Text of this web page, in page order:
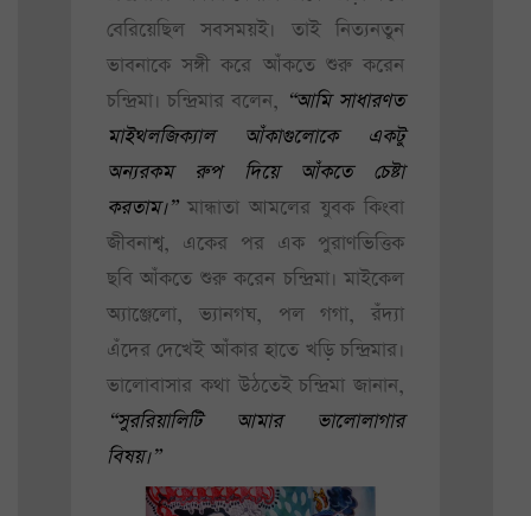
বেরিয়েছিল সবসময়ই। তাই নিত্যনতুন
ভাবনাকে সঙ্গী করে আঁকতে শুরু করেন
চন্দ্রিমা। চন্দ্রিমার বলেন, “আমি সাধারণত
মাইথলজিক্যাল আঁকাগুলোকে একটু
অন্যরকম রুপ দিয়ে আঁকতে চেষ্টা
করতাম।” মান্ধাতা আমলের যুবক কিংবা
জীবনাশ্ব, একের পর এক পুরাণভিত্তিক
ছবি আঁকতে শুরু করেন চন্দ্রিমা। মাইকেল
অ্যাঞ্জেলো, ভ্যানগঘ, পল গগা, রঁদ্যা
এঁদের দেখেই আঁকার হাতে খড়ি চন্দ্রিমার।
ভালোবাসার কথা উঠতেই চন্দ্রিমা জানান,
“সুররিয়ালিটি আমার ভালোলাগার
বিষয়।”